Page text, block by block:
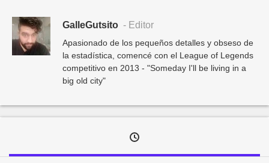
GalleGutsito - Editor
Apasionado de los pequeños detalles y obseso de
la estadística, comencé con el League of Legends
competitivo en 2013 - "Someday I'll be living in a
big old city"